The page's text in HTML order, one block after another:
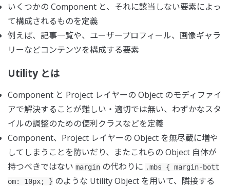
いくつかの Component と、それに該当しない要素によっ
て構成されるものを定義
例えば、記事一覧や、ユーザープロフィール、画像ギャラ
リーなどコンテンツを構成する要素
Utility とは
Component と Project レイヤーの Object のモディファイ
アで解決することが難しい・適切では無い、わずかなスタ
イルの調整のための便利クラスなどを定義
Component、Project レイヤーの Object を無尽蔵に増や
してしまうことを防いだり、またこれらの Object 自体が
持つべきではない margin の代わりに .mbs { margin-bott
om: 10px; } のような Utility Object を用いて、隣接する